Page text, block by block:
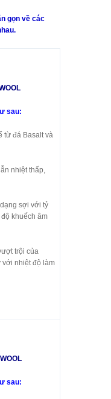
gọn về các
sau:
từ đá Basalt và
nhiệt thấp,
sợi với tỷ
khuếch âm
trội của
với nhiệt độ làm
sau: